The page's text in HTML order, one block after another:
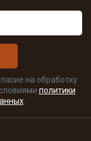
на обработку
политики
.